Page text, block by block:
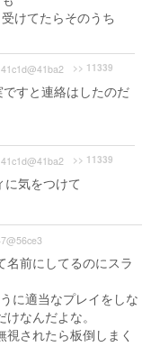
けてたらそのうち
41c1d@41ba2 >> 11339
すと連絡はしたのだ
41c1d@41ba2 >> 11339
気をつけて
前にしてるのにスラ
に適当なプレイをしな
なんだよな。
されたら板倒しまく